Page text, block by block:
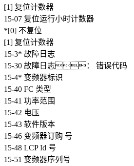
[1] 复位计数器
15-07 复位运行小时计数器
*[0] 不复位
[1] 复位计数器
15-3* 故障日志
15-30 故障日志： 错误代码
15-4* 变频器标识
15-40 FC 类型
15-41 功率范围
15-42 电压
15-43 软件版本
15-46 变频器订购 号
15-48 LCP Id 号
15-51 变频器序列号